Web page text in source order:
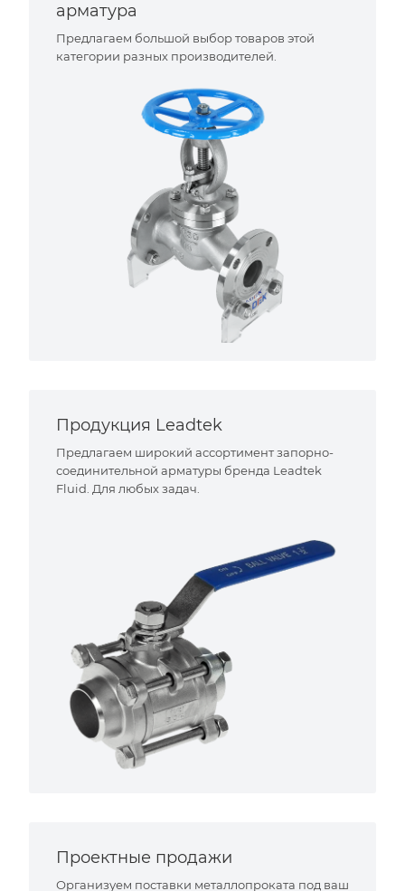
арматура
Предлагаем большой выбор товаров этой
категории разных производителей.
Продукция Leadtek
Предлагаем широкий ассортимент запорно-
соединительной арматуры бренда Leadtek
Fluid. Для любых задач.
Проектные продажи
Организуем поставки металлопроката под ваш